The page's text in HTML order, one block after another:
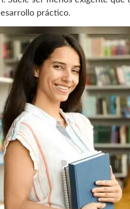
práctico.